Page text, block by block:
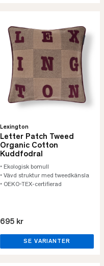
Lexington
Letter Patch Tweed
Organic Cotton
Kuddfodral
• Ekologisk bomull
• Vävd struktur med tweedkänsla
• OEKO-TEX-certifierad
695 kr
SE VARIANTER